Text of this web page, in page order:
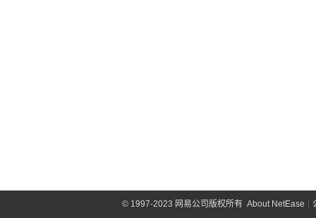
©1997-2023 网易公司版权所有 About NetEase